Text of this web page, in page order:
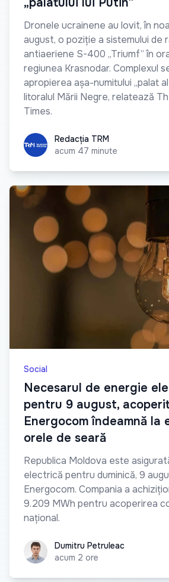
Dronele ucrainene au lovit, în
august, o poziție a sistemului de
antiaeriene S-400 „Triumf” în
regiunea Krasnodar. Complexul
apropierea așa-numitului „palat
litoralul Mării Negre, relatează
Times.
Redacția TRM
Redacția TRM
acum 47 minute
Social
Necesarul de energie
pentru 9 august,
Energocom îndeamnă la
orele de seară
Republica Moldova este
electrică pentru duminică, 9
Energocom. Compania a
9.209 MWh pentru acoperirea
național.
Dumitru Petruleac
Dumitru Petruleac
acum 2 ore